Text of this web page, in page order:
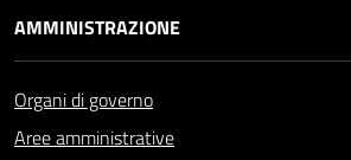
AMMINISTRAZIONE
Organi di governo
Aree amministrative